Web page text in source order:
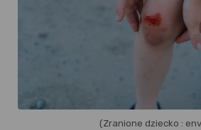
(Zranione dziecko :